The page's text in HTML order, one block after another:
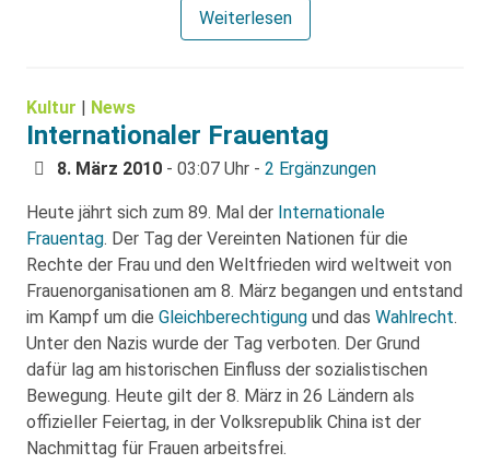
Weiterlesen
Kultur | News
Internationaler Frauentag
8. März 2010 - 03:07 Uhr - 2 Ergänzungen
Heute jährt sich zum 89. Mal der Internationale
Frauentag. Der Tag der Vereinten Nationen für die
Rechte der Frau und den Weltfrieden wird weltweit von
Frauenorganisationen am 8. März begangen und entstand
im Kampf um die Gleichberechtigung und das Wahlrecht.
Unter den Nazis wurde der Tag verboten. Der Grund
dafür lag am historischen Einfluss der sozialistischen
Bewegung. Heute gilt der 8. März in 26 Ländern als
offizieller Feiertag, in der Volksrepublik China ist der
Nachmittag für Frauen arbeitsfrei.